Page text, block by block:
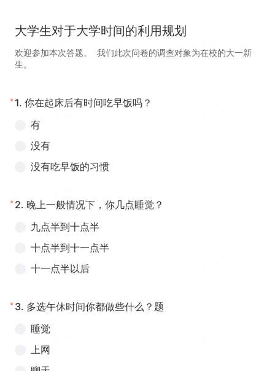
大学生对于大学时间的利用规划
欢迎参加本次答题。 我们此次问卷的调查对象为在校的大一新
生。
* 1. 你在起床后有时间吃早饭吗？
有
没有
没有吃早饭的习惯
* 2. 晚上一般情况下，你几点睡觉？
九点半到十点半
十点半到十一点半
十一点半以后
* 3. 多选午休时间你都做些什么？题
睡觉
上网